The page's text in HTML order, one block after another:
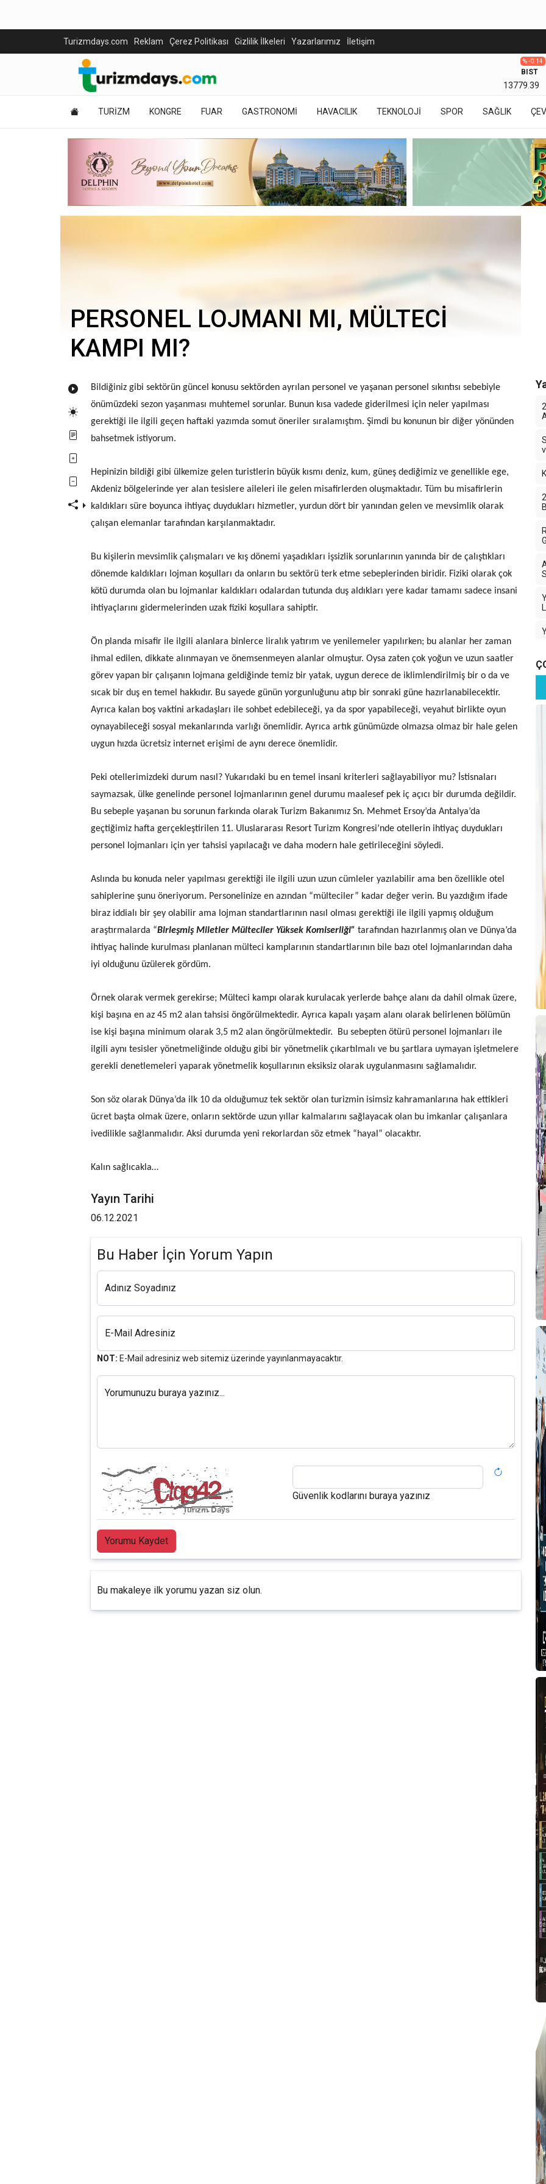
Turizmdays.com Reklam Çerez Politikası Gizlilik İlkeleri Yazarlarımız İletişim
BIST
13779.39
% -0.14
TURİZM KONGRE FUAR GASTRONOMİ HAVACILIK TEKNOLOJİ SPOR SAĞLIK
PERSONEL LOJMANI MI, MÜLTECİ
KAMPI MI?
Bildiğiniz gibi sektörün güncel konusu sektörden ayrılan personel ve yaşanan personel sıkıntısı sebebiyle
önümüzdeki sezon yaşanması muhtemel sorunlar. Bunun kısa vadede giderilmesi için neler yapılması
gerektiği ile ilgili geçen haftaki yazımda somut öneriler sıralamıştım. Şimdi bu konunun bir diğer yönünden
bahsetmek istiyorum.
Hepinizin bildiği gibi ülkemize gelen turistlerin büyük kısmı deniz, kum, güneş dediğimiz ve genellikle ege,
Akdeniz bölgelerinde yer alan tesislere aileleri ile gelen misafirlerden oluşmaktadır. Tüm bu misafirlerin
kaldıkları süre boyunca ihtiyaç duydukları hizmetler, yurdun dört bir yanından gelen ve mevsimlik olarak
çalışan elemanlar tarafından karşılanmaktadır.
Bu kişilerin mevsimlik çalışmaları ve kış dönemi yaşadıkları işsizlik sorunlarının yanında bir de çalıştıkları
dönemde kaldıkları lojman koşulları da onların bu sektörü terk etme sebeplerinden biridir. Fiziki olarak çok
kötü durumda olan bu lojmanlar kaldıkları odalardan tutunda duş aldıkları yere kadar tamamı sadece insani
ihtiyaçlarını gidermelerinden uzak fiziki koşullara sahiptir.
Ön planda misafir ile ilgili alanlara binlerce liralık yatırım ve yenilemeler yapılırken; bu alanlar her zaman
ihmal edilen, dikkate alınmayan ve önemsenmeyen alanlar olmuştur. Oysa zaten çok yoğun ve uzun saatler
görev yapan bir çalışanın lojmana geldiğinde temiz bir yatak, uygun derece de iklimlendirilmiş bir o da ve
sıcak bir duş en temel hakkıdır. Bu sayede günün yorgunluğunu atıp bir sonraki güne hazırlanabilecektir.
Ayrıca kalan boş vaktini arkadaşları ile sohbet edebileceği, ya da spor yapabileceği, veyahut birlikte oyun
oynayabileceği sosyal mekanlarında varlığı önemlidir. Ayrıca artık günümüzde olmazsa olmaz bir hale gelen
uygun hızda ücretsiz internet erişimi de aynı derece önemlidir.
Peki otellerimizdeki durum nasıl? Yukarıdaki bu en temel insani kriterleri sağlayabiliyor mu? İstisnaları
saymazsak, ülke genelinde personel lojmanlarının genel durumu maalesef pek iç açıcı bir durumda değildir.
Bu sebeple yaşanan bu sorunun farkında olarak Turizm Bakanımız Sn. Mehmet Ersoy’da Antalya’da
geçtiğimiz hafta gerçekleştirilen 11. Uluslararası Resort Turizm Kongresi’nde otellerin ihtiyaç duydukları
personel lojmanları için yer tahsisi yapılacağı ve daha modern hale getirileceğini söyledi.
Aslında bu konuda neler yapılması gerektiği ile ilgili uzun uzun cümleler yazılabilir ama ben özellikle otel
sahiplerine şunu öneriyorum. Personelinize en azından “mülteciler” kadar değer verin. Bu yazdığım ifade
biraz iddialı bir şey olabilir ama lojman standartlarının nasıl olması gerektiği ile ilgili yapmış olduğum
araştırmalarda “Birleşmiş Miletler Mülteciler Yüksek Komiserliği” tarafından hazırlanmış olan ve Dünya’da
ihtiyaç halinde kurulması planlanan mülteci kamplarının standartlarının bile bazı otel lojmanlarından daha
iyi olduğunu üzülerek gördüm.
Örnek olarak vermek gerekirse; Mülteci kampı olarak kurulacak yerlerde bahçe alanı da dahil olmak üzere,
kişi başına en az 45 m2 alan tahsisi öngörülmektedir. Ayrıca kapalı yaşam alanı olarak belirlenen bölümün
ise kişi başına minimum olarak 3,5 m2 alan öngörülmektedir. Bu sebepten ötürü personel lojmanları ile
ilgili aynı tesisler yönetmeliğinde olduğu gibi bir yönetmelik çıkartılmalı ve bu şartlara uymayan işletmelere
gerekli denetlemeleri yaparak yönetmelik koşullarının eksiksiz olarak uygulanmasını sağlamalıdır.
Son söz olarak Dünya’da ilk 10 da olduğumuz tek sektör olan turizmin isimsiz kahramanlarına hak ettikleri
ücret başta olmak üzere, onların sektörde uzun yıllar kalmalarını sağlayacak olan bu imkanlar çalışanlara
ivedilikle sağlanmalıdır. Aksi durumda yeni rekorlardan söz etmek “hayal” olacaktır.
Kalın sağlıcakla…
Yayın Tarihi
06.12.2021
Bu Haber İçin Yorum Yapın
Adınız Soyadınız
E-Mail Adresiniz
NOT: E-Mail adresiniz web sitemiz üzerinde yayınlanmayacaktır.
Yorumunuzu buraya yazınız...
Güvenlik kodlarını buraya yazınız
Yorumu Kaydet
Bu makaleye ilk yorumu yazan siz olun.